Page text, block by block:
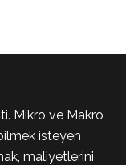
Mikro ve Makro
isteyen
maliyetlerini